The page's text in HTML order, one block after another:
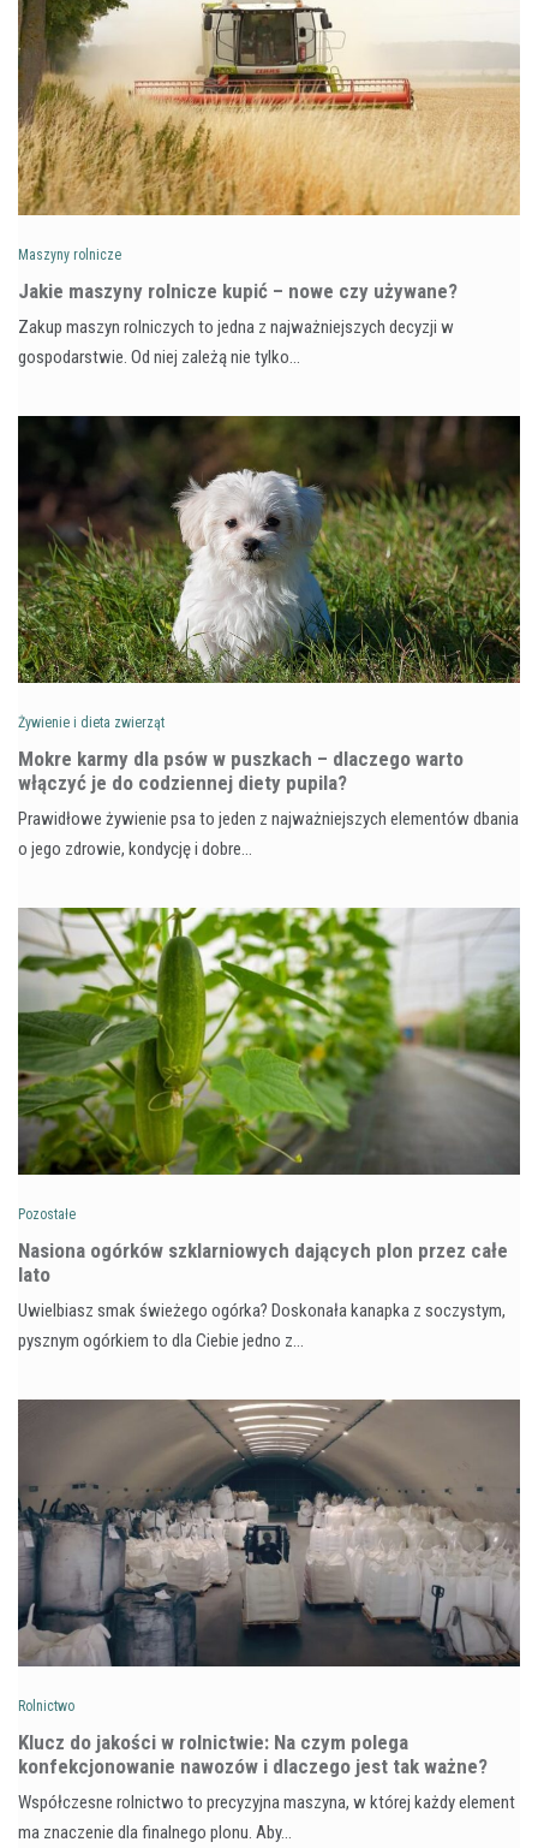
Maszyny rolnicze
Jakie maszyny rolnicze kupić – nowe czy używane?
Zakup maszyn rolniczych to jedna z najważniejszych decyzji w
gospodarstwie. Od niej zależą nie tylko…
Żywienie i dieta zwierząt
Mokre karmy dla psów w puszkach – dlaczego warto
włączyć je do codziennej diety pupila?
Prawidłowe żywienie psa to jeden z najważniejszych elementów dbania
o jego zdrowie, kondycję i dobre…
Pozostałe
Nasiona ogórków szklarniowych dających plon przez całe
lato
Uwielbiasz smak świeżego ogórka? Doskonała kanapka z soczystym,
pysznym ogórkiem to dla Ciebie jedno z…
Rolnictwo
Klucz do jakości w rolnictwie: Na czym polega
konfekcjonowanie nawozów i dlaczego jest tak ważne?
Współczesne rolnictwo to precyzyjna maszyna, w której każdy element
ma znaczenie dla finalnego plonu. Aby…